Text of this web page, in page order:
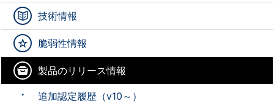
技術情報
脆弱性情報
製品のリリース情報
追加認定履歴（v10～）